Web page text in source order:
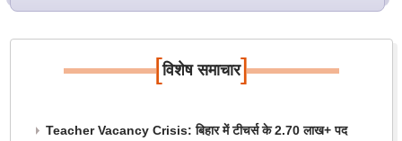
[विशेष समाचार]
Teacher Vacancy Crisis: बिहार में टीचर्स के 2.70 लाख+ पद